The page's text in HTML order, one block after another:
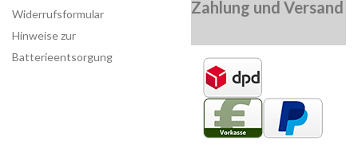
Widerrufsformular
Hinweise zur
Batterieentsorgung
Zahlung und Versand